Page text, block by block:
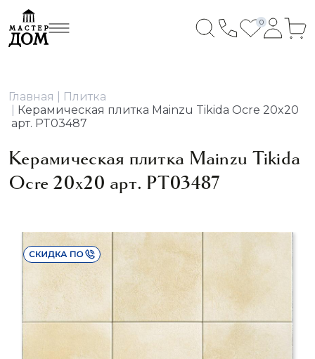
0
Главная
Плитка
Керамическая плитка Mainzu Tikida Ocre 20x20
арт. PT03487
Керамическая плитка Mainzu Tikida
Ocre 20x20 арт. PT03487